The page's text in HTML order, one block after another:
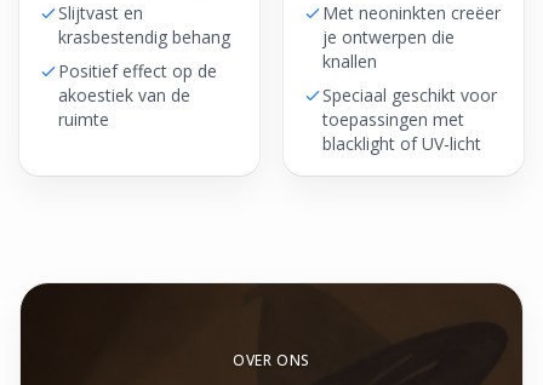
Slijtvast en
krasbestendig behang
Positief effect op de
akoestiek van de
ruimte
Met neoninkten creëer
je ontwerpen die
knallen
Speciaal geschikt voor
toepassingen met
blacklight of UV-licht
OVER ONS